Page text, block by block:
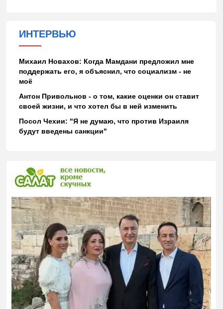
ИНТЕРВЬЮ
Михаил Новахов: Когда Мамдани предложил мне
поддержать его, я объяснил, что социализм - не
моё
Антон Привольнов - о том, какие оценки он ставит
своей жизни, и что хотел бы в ней изменить
Посол Чехии: "Я не думаю, что против Израиля
будут введены санкции"